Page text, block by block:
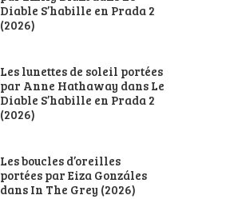
Diable S’habille en Prada 2
(2026)
Les lunettes de soleil portées
par Anne Hathaway dans Le
Diable S’habille en Prada 2
(2026)
Les boucles d’oreilles
portées par Eiza Gonzáles
dans In The Grey (2026)